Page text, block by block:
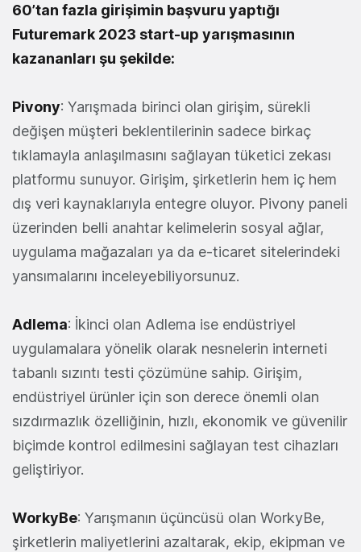
60’tan fazla girişimin başvuru yaptığı
Futuremark 2023 start-up yarışmasının
kazananları şu şekilde:
Pivony: Yarışmada birinci olan girişim, sürekli
değişen müşteri beklentilerinin sadece birkaç
tıklamayla anlaşılmasını sağlayan tüketici zekası
platformu sunuyor. Girişim, şirketlerin hem iç hem
dış veri kaynaklarıyla entegre oluyor. Pivony paneli
üzerinden belli anahtar kelimelerin sosyal ağlar,
uygulama mağazaları ya da e-ticaret sitelerindeki
yansımalarını inceleyebiliyorsunuz.
Adlema: İkinci olan Adlema ise endüstriyel
uygulamalara yönelik olarak nesnelerin interneti
tabanlı sızıntı testi çözümüne sahip. Girişim,
endüstriyel ürünler için son derece önemli olan
sızdırmazlık özelliğinin, hızlı, ekonomik ve güvenilir
biçimde kontrol edilmesini sağlayan test cihazları
geliştiriyor.
WorkyBe: Yarışmanın üçüncüsü olan WorkyBe,
şirketlerin maliyetlerini azaltarak, ekip, ekipman ve